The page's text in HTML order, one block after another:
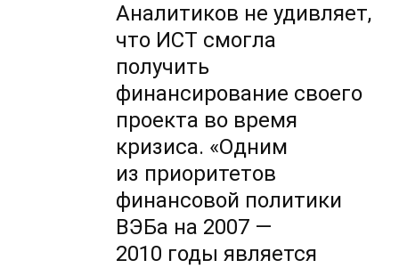
Аналитиков не удивляет,
что ИСТ смогла
получить
финансирование своего
проекта во время
кризиса. «Одним
из приоритетов
финансовой политики
ВЭБа на 2007 —
2010 годы является